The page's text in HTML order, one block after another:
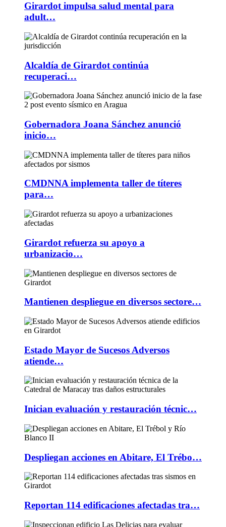
Girardot impulsa salud mental para
adult…
Alcaldía de Girardot continúa
recuperaci…
Gobernadora Joana Sánchez anunció
inicio…
CMDNNA implementa taller de títeres
para…
Girardot refuerza su apoyo a
urbanizacio…
Mantienen despliegue en diversos sectore…
Estado Mayor de Sucesos Adversos
atiende…
Inician evaluación y restauración técnic…
Despliegan acciones en Abitare, El Trébo…
Reportan 114 edificaciones afectadas tra…